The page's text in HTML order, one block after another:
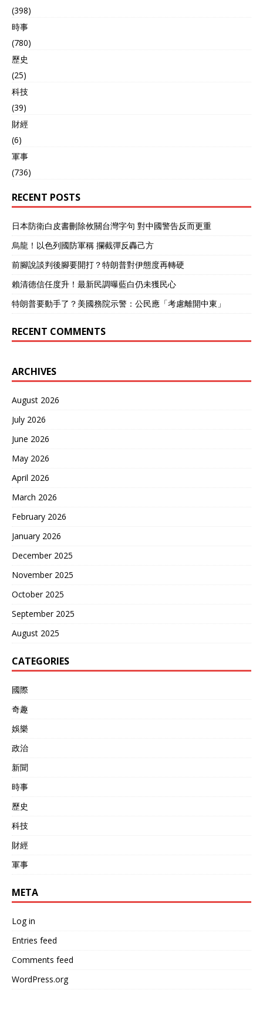
(398)
時事
(780)
歷史
(25)
科技
(39)
財經
(6)
軍事
(736)
RECENT POSTS
日本防衛白皮書刪除攸關台灣字句 對中國警告反而更重
烏龍！以色列國防軍稱 攔截彈反轟己方
前腳說談判後腳要開打？特朗普對伊態度再轉硬
賴清德信任度升！最新民調曝藍白仍未獲民心
特朗普要動手了？美國務院示警：公民應「考慮離開中東」
RECENT COMMENTS
ARCHIVES
August 2026
July 2026
June 2026
May 2026
April 2026
March 2026
February 2026
January 2026
December 2025
November 2025
October 2025
September 2025
August 2025
CATEGORIES
國際
奇趣
娛樂
政治
新聞
時事
歷史
科技
財經
軍事
META
Log in
Entries feed
Comments feed
WordPress.org